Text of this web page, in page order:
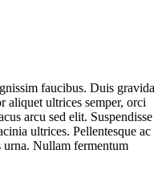
faucibus. Duis gravida
aliquet ultrices semper, orci
arcu sed elit. Suspendisse
ultrices. Pellentesque ac
urna. Nullam fermentum